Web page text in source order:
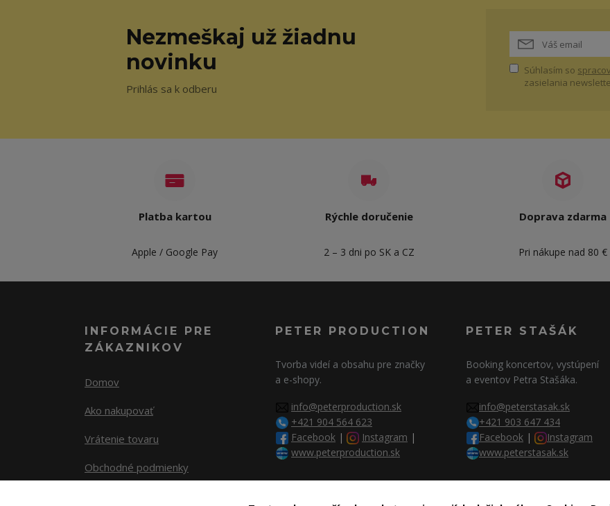
Nezmeškaj už žiadnu
novinku
Prihlás sa k odberu
Súhlasím so
zasielania
Platba kartou
Apple / Google Pay
Rýchle doručenie
2 – 3 dni po SK a CZ
Doprava zdarma
Pri nákupe nad 80 €
INFORMÁCIE PRE
ZÁKAZNIKOV
Domov
Ako nakupovať
Vrátenie tovaru
Obchodné podmienky
PETER PRODUCTION
Tvorba videí a obsahu pre značky
a e-shopy.
info@peterproduction.sk
+421 904 564 623
Facebook | Instagram |
www.peterproduction.sk
PETER STAŠÁK
Booking koncertov, vystúpení
a eventov Petra Stašáka.
info@peterstasak.sk
+421 903 647 434
Facebook |
Instagram
www.peterstasak.sk